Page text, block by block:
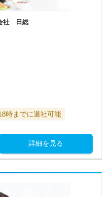
社 日総
時までに退社可能
詳細を見る